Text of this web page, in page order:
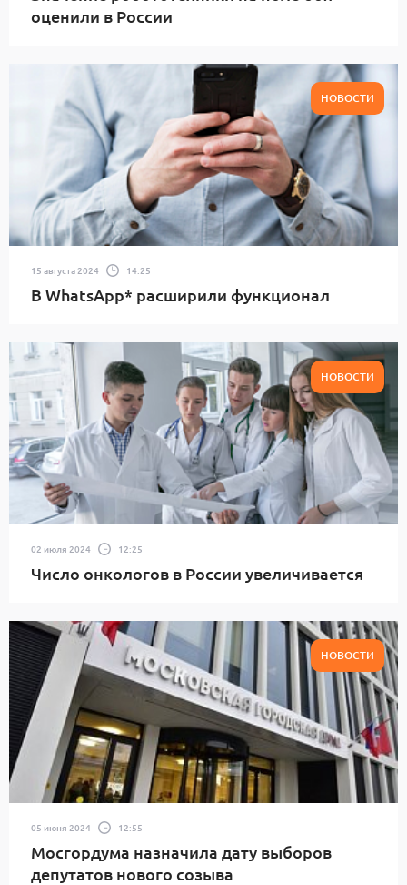
оценили в России
НОВОСТИ
15 августа 2024 14:25
В WhatsApp* расширили функционал
НОВОСТИ
02 июля 2024 12:25
Число онкологов в России увеличивается
НОВОСТИ
05 июня 2024 12:55
Мосгордума назначила дату выборов
депутатов нового созыва